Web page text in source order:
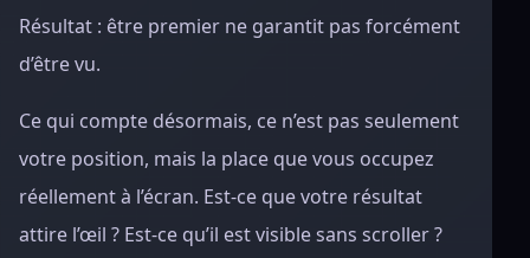
Résultat : être premier ne garantit pas forcément
d’être vu.
Ce qui compte désormais, ce n’est pas seulement
votre position, mais la place que vous occupez
réellement à l’écran. Est-ce que votre résultat
attire l’œil ? Est-ce qu’il est visible sans scroller ?